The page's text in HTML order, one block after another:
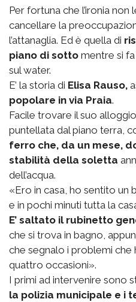
Per fortuna che l’ironia non
cancellare la
l’attanaglia. Ed è quella di
piano di sotto mentre si
sul water.
E’ la storia di Elisa Rauso,
popolare in via Praia.
Facile trovare il suo
puntellata dal piano terra,
ferro che, da un mese,
stabilità della soletta
dell’acqua.
«Ero in casa, ho sentito
e in pochi minuti tutta la
E’ saltato il rubinetto
che si trova in bagno,
che segnalo i problemi che
quattro occasioni».
I primi ad intervenire sono
la polizia municipale e i